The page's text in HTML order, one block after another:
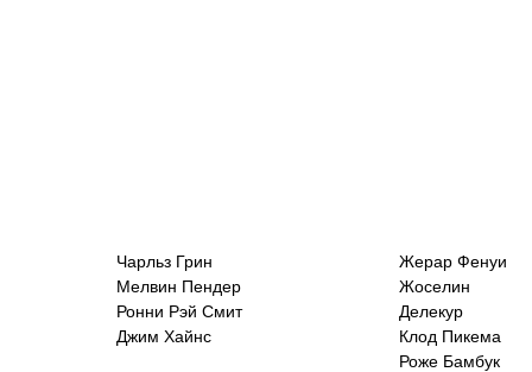
Чарльз Грин
Мелвин Пендер
Ронни Рэй Смит
Джим Хайнс
Жерар Фенуи
Жоселин
Делекур
Клод Пикема
Роже Бамбук